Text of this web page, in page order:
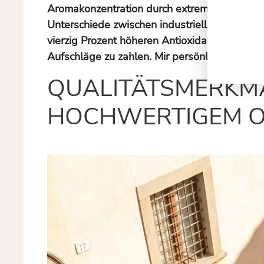
Aromakonzentration durch extreme
Unterschiede zwischen industrieller
vierzig Prozent höheren Antioxidantien-
Aufschläge zu zahlen. Mir persönlich
HOCHWERTIGEM